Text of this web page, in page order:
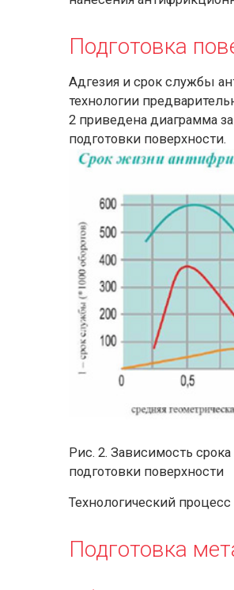
Подготовка
Адгезия и срок службы
технологии
2 приведена диаграмма
подготовки поверхности.
Рис. 2. Зависимость
подготовки поверхности
Технологический
Подготовка